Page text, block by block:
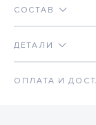
СОСТАВ
ДЕТАЛИ
ОПЛАТА И